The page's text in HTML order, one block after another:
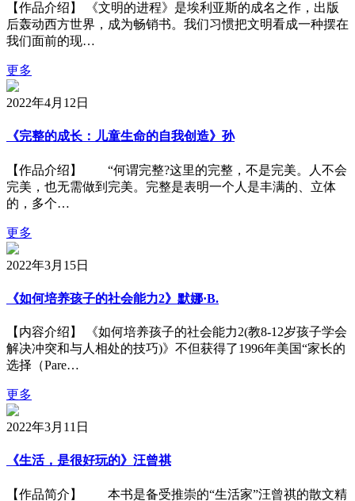
【作品介绍】 《文明的进程》是埃利亚斯的成名之作，出版
后轰动西方世界，成为畅销书。我们习惯把文明看成一种摆在
我们面前的现…
更多
2022年4月12日
《完整的成长：儿童生命的自我创造》孙
【作品介绍】 “何谓完整?这里的完整，不是完美。人不会
完美，也无需做到完美。完整是表明一个人是丰满的、立体
的，多个…
更多
2022年3月15日
《如何培养孩子的社会能力2》默娜·B.
【内容介绍】 《如何培养孩子的社会能力2(教8-12岁孩子学会
解决冲突和与人相处的技巧)》不但获得了1996年美国“家长的
选择（Pare…
更多
2022年3月11日
《生活，是很好玩的》汪曾祺
【作品简介】 本书是备受推崇的“生活家”汪曾祺的散文精